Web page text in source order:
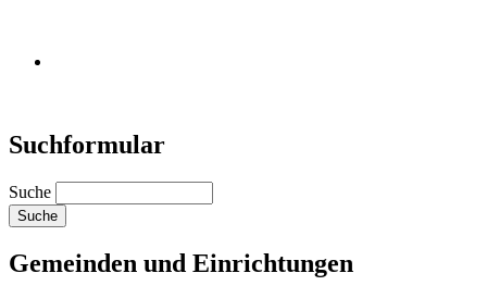
Suchformular
Suche
Gemeinden und Einrichtungen